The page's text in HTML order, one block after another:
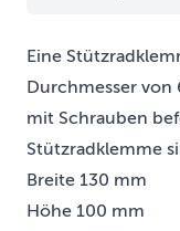
Eine
Durchmesser von
mit Schrauben
Stützradklemme
Breite 130 mm
Höhe 100 mm